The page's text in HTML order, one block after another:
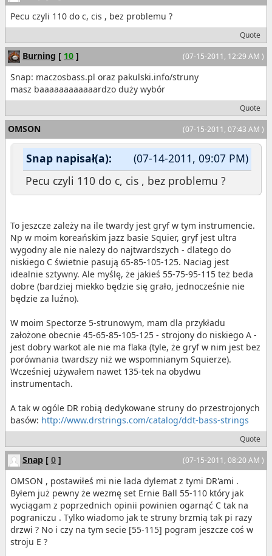
Pecu czyli 110 do c, cis , bez problemu ?
Quote
(07-15-2011, 12:29 AM )
Burning [ 10 ]
Snap: maczosbass.pl oraz pakulski.info/struny
masz baaaaaaaaaaaardzo duży wybór
Quote
(07-15-2011, 07:43 AM )
OMSON
(07-14-2011, 09:07 PM)
Snap napisał(a):
Pecu czyli 110 do c, cis , bez problemu ?
To jeszcze zależy na ile twardy jest gryf w tym instrumencie.
Np w moim koreańskim jazz basie Squier, gryf jest ultra
wygodny ale nie nalezy do najtwardszych - dlatego do
niskiego C świetnie pasują 65-85-105-125. Naciag jest
idealnie sztywny. Ale myślę, że jakieś 55-75-95-115 też beda
dobre (bardziej miekko będzie się grało, jednocześnie nie
będzie za luźno).
W moim Spectorze 5-strunowym, mam dla przykładu
założone obecnie 45-65-85-105-125 - strojony do niskiego A -
jest dobry warkot ale nie ma flaka (tyle, że gryf w nim jest bez
porównania twardszy niż we wspomnianym Squierze).
Wcześniej używałem nawet 135-tek na obydwu
instrumentach.
A tak w ogóle DR robią dedykowane struny do przestrojonych
basów: http://www.drstrings.com/catalog/ddt-bass-strings
Quote
(07-15-2011, 08:20 AM )
Snap [ 0 ]
OMSON , postawiłeś mi nie lada dylemat z tymi DR'ami .
Byłem już pewny że wezmę set Ernie Ball 55-110 który jak
wyciągam z poprzednich opinii powinien ogarnąć C tak na
pograniczu . Tylko wiadomo jak te struny brzmią tak pi razy
drzwi ? No i czy na tym secie [55-115] pogram jeszcze coś w
stroju E ?